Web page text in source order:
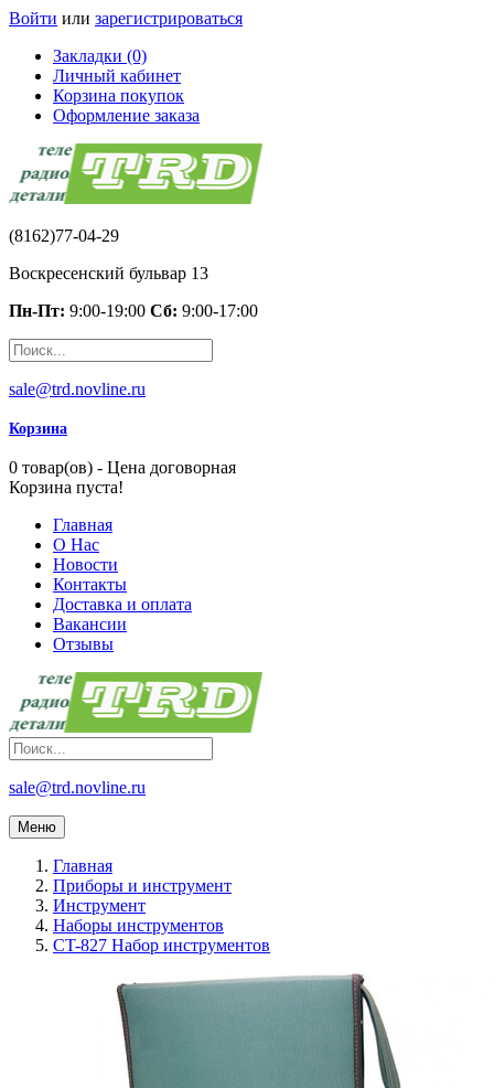
Войти или зарегистрироваться
Закладки (0)
Личный кабинет
Корзина покупок
Оформление заказа
(8162)77-04-29
Воскресенский бульвар 13
Пн-Пт: 9:00-19:00 Сб: 9:00-17:00
sale@trd.novline.ru
Корзина
0 товар(ов) - Цена договорная
Корзина пуста!
Главная
О Нас
Новости
Контакты
Доставка и оплата
Вакансии
Отзывы
sale@trd.novline.ru
Меню
Главная
Приборы и инструмент
Инструмент
Наборы инструментов
CT-827 Набор инструментов